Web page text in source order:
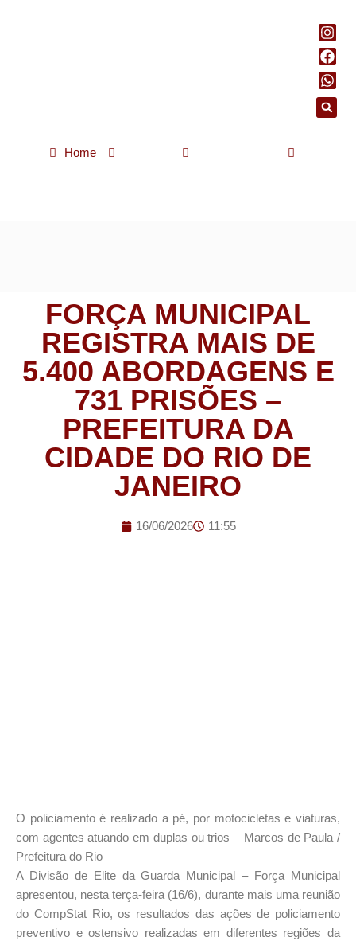
Home
FORÇA MUNICIPAL
REGISTRA MAIS DE
5.400 ABORDAGENS E
731 PRISÕES –
PREFEITURA DA
CIDADE DO RIO DE
JANEIRO
16/06/2026 11:55
O policiamento é realizado a pé, por motocicletas e viaturas,
com agentes atuando em duplas ou trios – Marcos de Paula /
Prefeitura do Rio
A Divisão de Elite da Guarda Municipal – Força Municipal
apresentou, nesta terça-feira (16/6), durante mais uma reunião
do CompStat Rio, os resultados das ações de policiamento
preventivo e ostensivo realizadas em diferentes regiões da